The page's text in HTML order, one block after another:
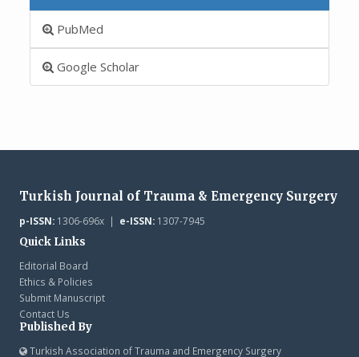
PubMed
Google Scholar
Turkish Journal of Trauma & Emergency Surgery
p-ISSN:1306-696x | e-ISSN:1307-7945
Quick Links
Editorial Board
Ethics & Policies
Submit Manuscript
Contact Us
Published By
Turkish Association of Trauma and Emergency Surgery